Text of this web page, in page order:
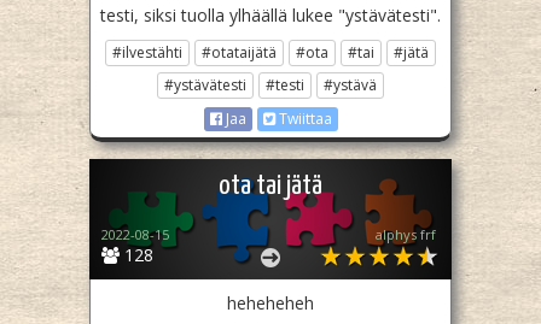
testi, siksi tuolla ylhäällä lukee "ystävätesti".
#ilvestähti #otataijätä #ota #tai
#jätä
#ystävätesti
#testi
#ystävä
Jaa
Twiittaa
ota tai jätä
128
2022-08-15 alphys frf
heheheheh